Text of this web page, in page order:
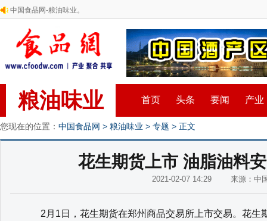
中国食品网-粮油味业。
粮油味业 首页 头条 要闻 产业
您现在的位置： 中国食品网 > 粮油味业 > 专题 > 正文
花生期货上市 油脂油料
2021-02-07 14:29 来源：中
2月1日，花生期货在郑州商品交易所上市交易。花生